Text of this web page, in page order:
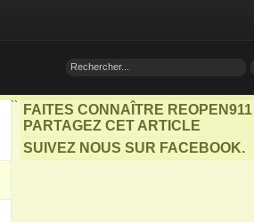
``
FAITES CONNAÎTRE
PARTAGEZ CET ARTICLE
SUIVEZ NOUS SUR FACEBOOK.